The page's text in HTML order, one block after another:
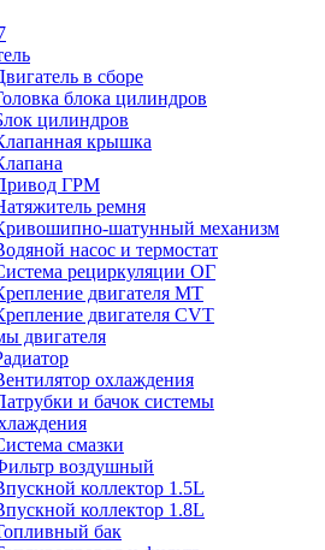
в сборе
блока цилиндров
цилиндров
крышка
ГРМ
ремня
шатунный механизм
насос и термостат
рециркуляции ОГ
двигателя MT
двигателя CVT
двигателя
охлаждения
и бачок системы
смазки
воздушный
коллектор 1.5L
коллектор 1.8L
бак